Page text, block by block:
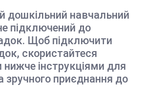
дошкільний навчальний
підключений до
Щоб підключити
скористайтеся
інструкціями для
зручного приєднання до